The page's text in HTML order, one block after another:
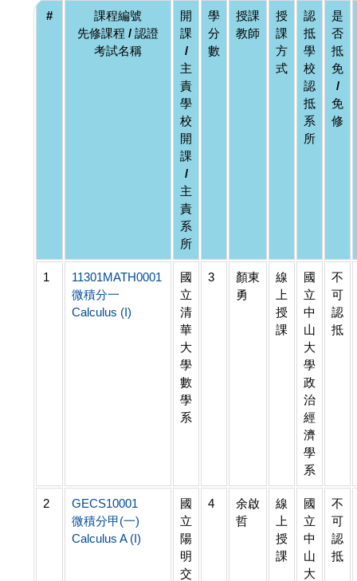
#
課程編號
先修課程 / 認證
考試名稱
開
課
/
主
責
學
校
開
課
/
主
責
系
所
學
分
數
授課
教師
授
課
方
式
認
抵
學
校
認
抵
系
所
是
否
抵
免
/
免
修
1
11301MATH0001
微積分一
Calculus (I)
國
立
清
華
大
學
數
學
系
3
顏東
勇
線
上
授
課
國
立
中
山
大
學
政
治
經
濟
學
系
不
可
認
抵
2
GECS10001
微積分甲(一)
Calculus A (I)
國
立
陽
明
交
4
余啟
哲
線
上
授
課
國
立
中
山
大
不
可
認
抵